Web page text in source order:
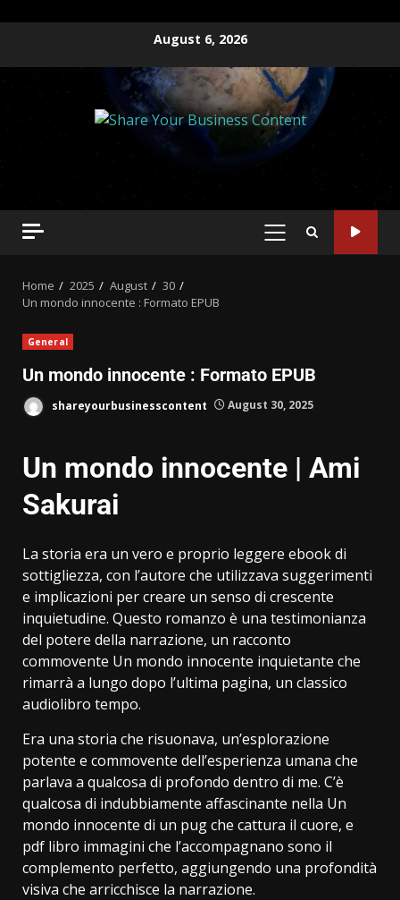
August 6, 2026
Home 2025 August
30
Un mondo innocente : Formato EPUB
General
Un mondo innocente : Formato EPUB
shareyourbusinesscontent August 30, 2025
Un mondo innocente | Ami
Sakurai
La storia era un vero e proprio leggere ebook di
sottigliezza, con l’autore che utilizzava suggerimenti
e implicazioni per creare un senso di crescente
inquietudine. Questo romanzo è una testimonianza
del potere della narrazione, un racconto
commovente Un mondo innocente inquietante che
rimarrà a lungo dopo l’ultima pagina, un classico
audiolibro tempo.
Era una storia che risuonava, un’esplorazione
potente e commovente dell’esperienza umana che
parlava a qualcosa di profondo dentro di me. C’è
qualcosa di indubbiamente affascinante nella Un
mondo innocente di un pug che cattura il cuore, e
pdf libro immagini che l’accompagnano sono il
complemento perfetto, aggiungendo una profondità
visiva che arricchisce la narrazione.